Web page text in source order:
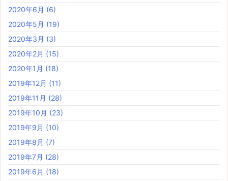
2020年6月 (6)
2020年5月 (19)
2020年3月 (3)
2020年2月 (15)
2020年1月 (18)
2019年12月 (11)
2019年11月 (28)
2019年10月 (23)
2019年9月 (10)
2019年8月 (7)
2019年7月 (28)
2019年6月 (18)